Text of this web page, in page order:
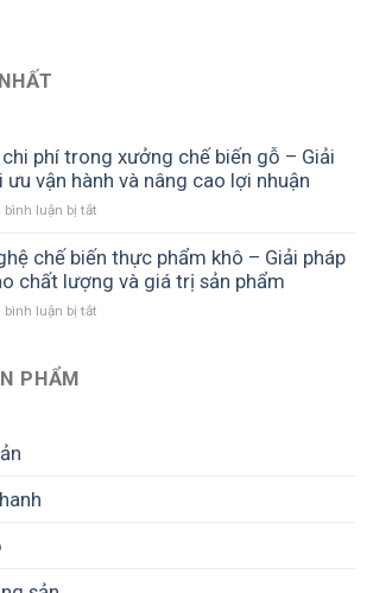
chi phí trong xưởng chế biến gỗ – Giải
ưu vận hành và nâng cao lợi nhuận
bình luận bị tắt
lý
phí
chế biến thực phẩm khô – Giải pháp
chất lượng và giá trị sản phẩm
bình luận bị tắt
PHẨM